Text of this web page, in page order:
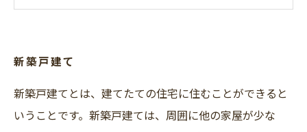
魅力的な設計
業（こどもエコすまい支援事業後継事業）補正
新築戸建て
新築戸建てとは、建てたての住宅に住むことができると
いうことです。新築戸建ては、周囲に他の家屋が少な